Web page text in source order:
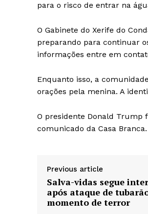
para o risco de entrar na
O Gabinete do Xerife do
preparando para continuar
informações entre em
Enquanto isso, a
orações pela menina. A
O presidente Donald Trump
comunicado da Casa Branca.
Previous article
Salva-vidas segue
após ataque de
momento de terror